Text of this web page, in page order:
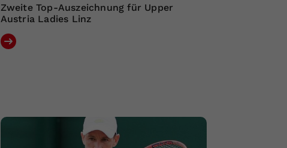
Zweite Top-Auszeichnung für Upper
Austria Ladies Linz